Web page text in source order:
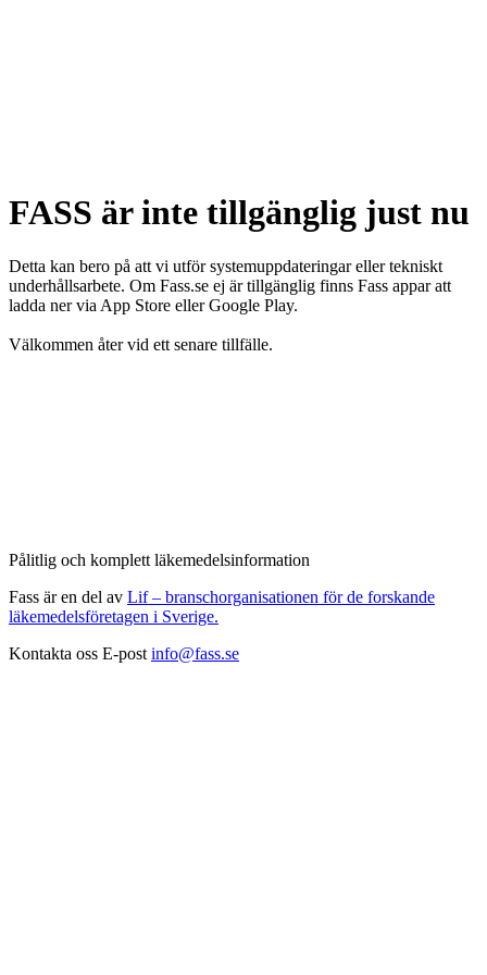
FASS är inte tillgänglig just nu
Detta kan bero på att vi utför systemuppdateringar eller tekniskt
underhållsarbete. Om Fass.se ej är tillgänglig finns Fass appar att
ladda ner via App Store eller Google Play.
Välkommen åter vid ett senare tillfälle.
Pålitlig och komplett läkemedelsinformation
Fass är en del av Lif – branschorganisationen för de forskande
läkemedelsföretagen i Sverige.
Kontakta oss E-post info@fass.se